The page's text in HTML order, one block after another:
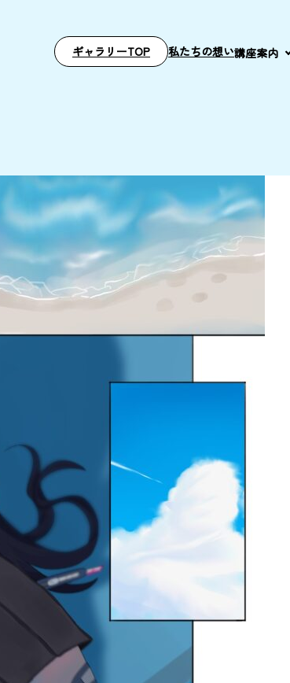
ギャラリーTOP 私たちの想い講座案内